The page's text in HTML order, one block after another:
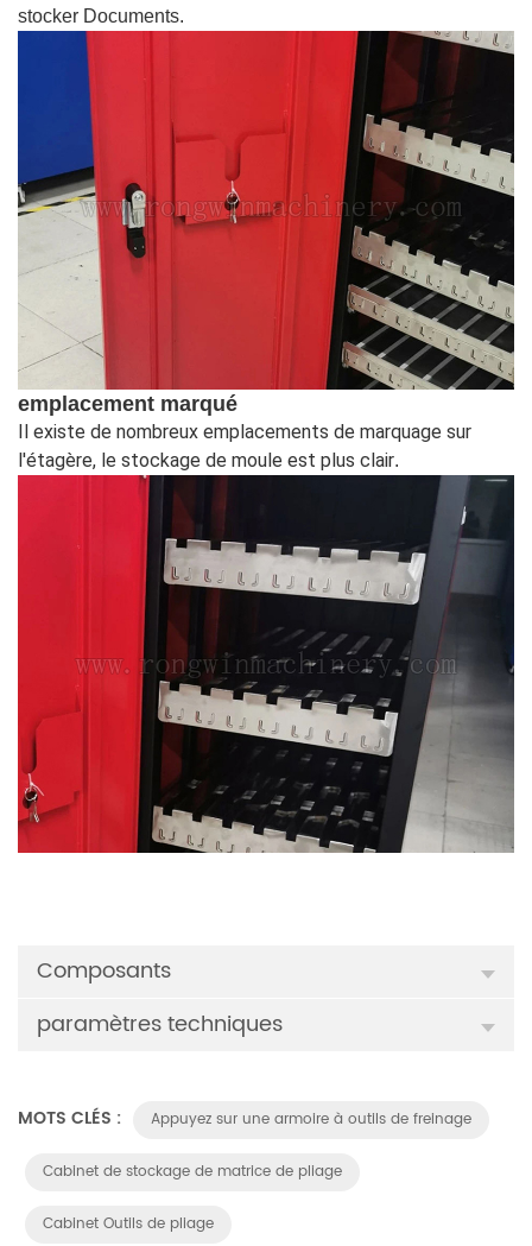
stocker Documents.
emplacement marqué
Il existe de nombreux emplacements de marquage sur
l'étagère, le stockage de moule est plus clair.
Composants
paramètres techniques
MOTS CLÉS : Appuyez sur une armoire à outils de freinage
Cabinet de stockage de matrice de pliage
Cabinet Outils de pliage